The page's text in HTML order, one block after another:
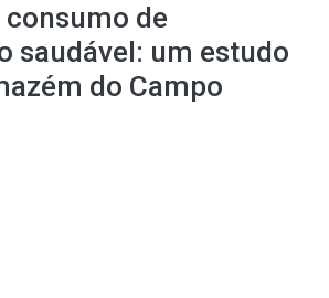
de
saudável: um estudo
do Campo